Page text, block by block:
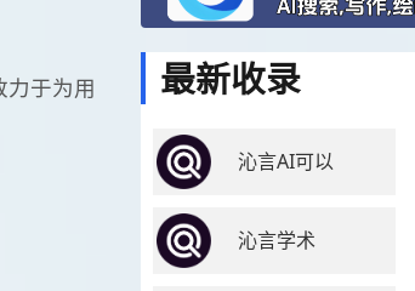
于为用
最新收录
沁言AI可以
沁言学术